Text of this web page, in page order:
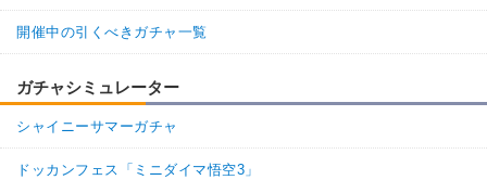
開催中の引くべきガチャ一覧
ガチャシミュレーター
シャイニーサマーガチャ
ドッカンフェス「ミニダイマ悟空3」